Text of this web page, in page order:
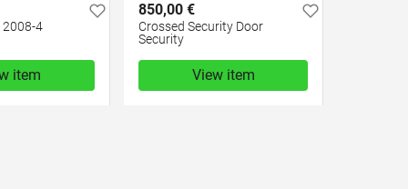
2008-4
item
850,00 €
Crossed Security Door
Security
View item